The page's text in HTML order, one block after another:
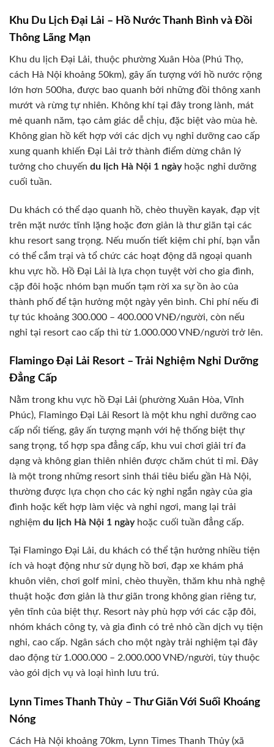
Khu Du Lịch Đại Lải – Hồ Nước Thanh Bình và Đồi
Thông Lãng Mạn
Khu du lịch Đại Lải, thuộc phường Xuân Hòa (Phú Thọ,
cách Hà Nội khoảng 50km), gây ấn tượng với hồ nước rộng
lớn hơn 500ha, được bao quanh bởi những đồi thông xanh
mướt và rừng tự nhiên. Không khí tại đây trong lành, mát
mẻ quanh năm, tạo cảm giác dễ chịu, đặc biệt vào mùa hè.
Không gian hồ kết hợp với các dịch vụ nghỉ dưỡng cao cấp
xung quanh khiến Đại Lải trở thành điểm dừng chân lý
tưởng cho chuyến du lịch Hà Nội 1 ngàyhoặc nghỉ dưỡng
cuối tuần.
Du khách có thể dạo quanh hồ, chèo thuyền kayak, đạp vịt
trên mặt nước tĩnh lặng hoặc đơn giản là thư giãn tại các
khu resort sang trọng. Nếu muốn tiết kiệm chi phí, bạn vẫn
có thể cắm trại và tổ chức các hoạt động dã ngoại quanh
khu vực hồ. Hồ Đại Lải là lựa chọn tuyệt vời cho gia đình,
cặp đôi hoặc nhóm bạn muốn tạm rời xa sự ồn ào của
thành phố để tận hưởng một ngày yên bình. Chi phí nếu đi
tự túc khoảng 300.000 – 400.000 VNĐ/người, còn nếu
nghỉ tại resort cao cấp thì từ 1.000.000 VNĐ/người trở lên.
Flamingo Đại Lải Resort – Trải Nghiệm Nghỉ Dưỡng
Đẳng Cấp
Nằm trong khu vực hồ Đại Lải (phường Xuân Hòa, Vĩnh
Phúc), Flamingo Đại Lải Resort là một khu nghỉ dưỡng cao
cấp nổi tiếng, gây ấn tượng mạnh với hệ thống biệt thự
sang trọng, tổ hợp spa đẳng cấp, khu vui chơi giải trí đa
dạng và không gian thiên nhiên được chăm chút tỉ mỉ. Đây
là một trong những resort sinh thái tiêu biểu gần Hà Nội,
thường được lựa chọn cho các kỳ nghỉ ngắn ngày của gia
đình hoặc kết hợp làm việc và nghỉ ngơi, mang lại trải
nghiệm du lịch Hà Nội 1 ngàyhoặc cuối tuần đẳng cấp.
Tại Flamingo Đại Lải, du khách có thể tận hưởng nhiều tiện
ích và hoạt động như sử dụng hồ bơi, đạp xe khám phá
khuôn viên, chơi golf mini, chèo thuyền, thăm khu nhà nghệ
thuật hoặc đơn giản là thư giãn trong không gian riêng tư,
yên tĩnh của biệt thự. Resort này phù hợp với các cặp đôi,
nhóm khách công ty, và gia đình có trẻ nhỏ cần dịch vụ tiện
nghi, cao cấp. Ngân sách cho một ngày trải nghiệm tại đây
dao động từ 1.000.000 – 2.000.000 VNĐ/người, tùy thuộc
vào gói dịch vụ và loại hình lưu trú.
Lynn Times Thanh Thủy – Thư Giãn Với Suối Khoáng
Nóng
Cách Hà Nội khoảng 70km, Lynn Times Thanh Thủy (xã